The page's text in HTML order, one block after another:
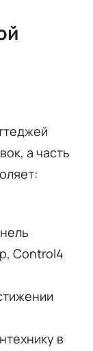
а часть
Control4
в